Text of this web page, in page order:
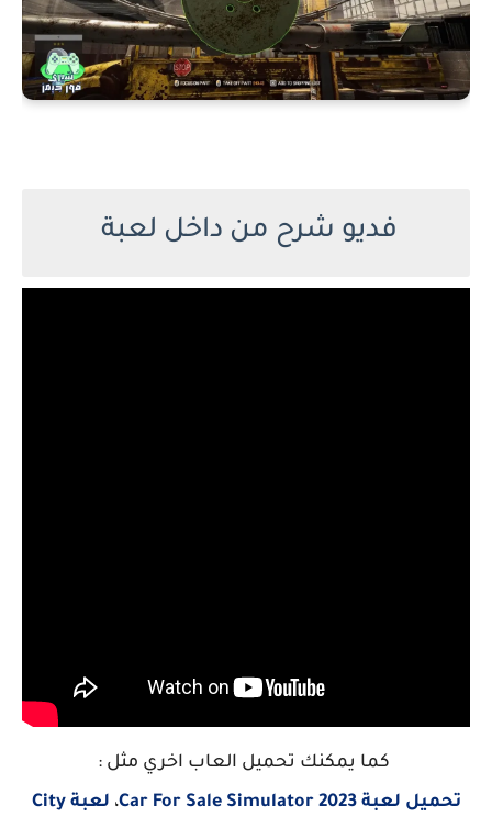
فديو شرح من داخل لعبة
كما يمكنك تحميل العاب اخري مثل :
تحميل لعبة Car For Sale Simulator 2023
، لعبة City